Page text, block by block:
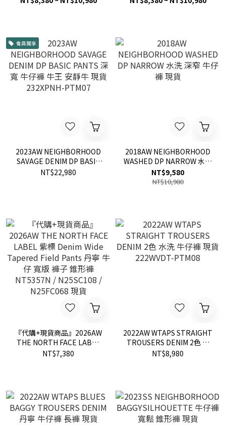
會員獨享
2023AW NEIGHBORHOOD
SAVAGE DENIM DP BASIC
PANTS 深寬 牛仔褲 牛王 安
NT$22,980
2018AW NEIGHBORHOOD
WASHED DP NARROW 水洗
深窄 牛仔褲 現貨
NT$9,580
NT$10,980
『代購+現貨商品』2026AW
THE NORTH FACE LABEL
紫標 Denim Wide Tapered
NT$7,380
2022AW WTAPS STRAIGHT
TROUSERS DENIM 2色 水
洗 牛仔褲 現貨 222WVDT-
NT$8,980